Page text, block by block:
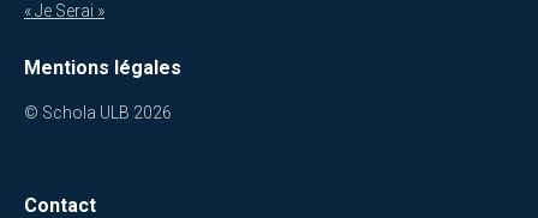
« Je Serai »
Mentions légales
© Schola ULB 2026
Contact